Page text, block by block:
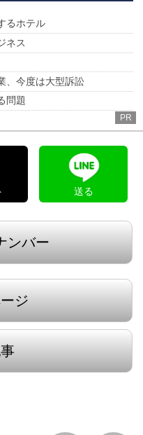
るホテル
ネス
、今度は大型訴訟
問題
PR
送る
ンバー
ジ